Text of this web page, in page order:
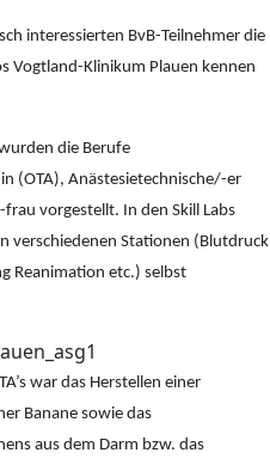
interessierten BvB-Teilnehmer die
Vogtland-Klinikum Plauen kennen
die Berufe
(OTA), Anästesietechnische/-er
vorgestellt. In den Skill Labs
verschiedenen Stationen (Blutdruck
Reanimation etc.) selbst
war das Herstellen einer
Banane sowie das
aus dem Darm bzw. das